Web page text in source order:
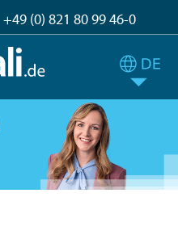
+49 (0) 821 80 99 46-0